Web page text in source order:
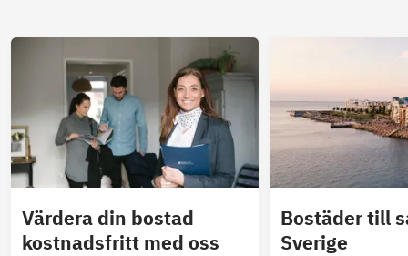
Värdera din bostad
kostnadsfritt med oss
Bostäder till
Sverige